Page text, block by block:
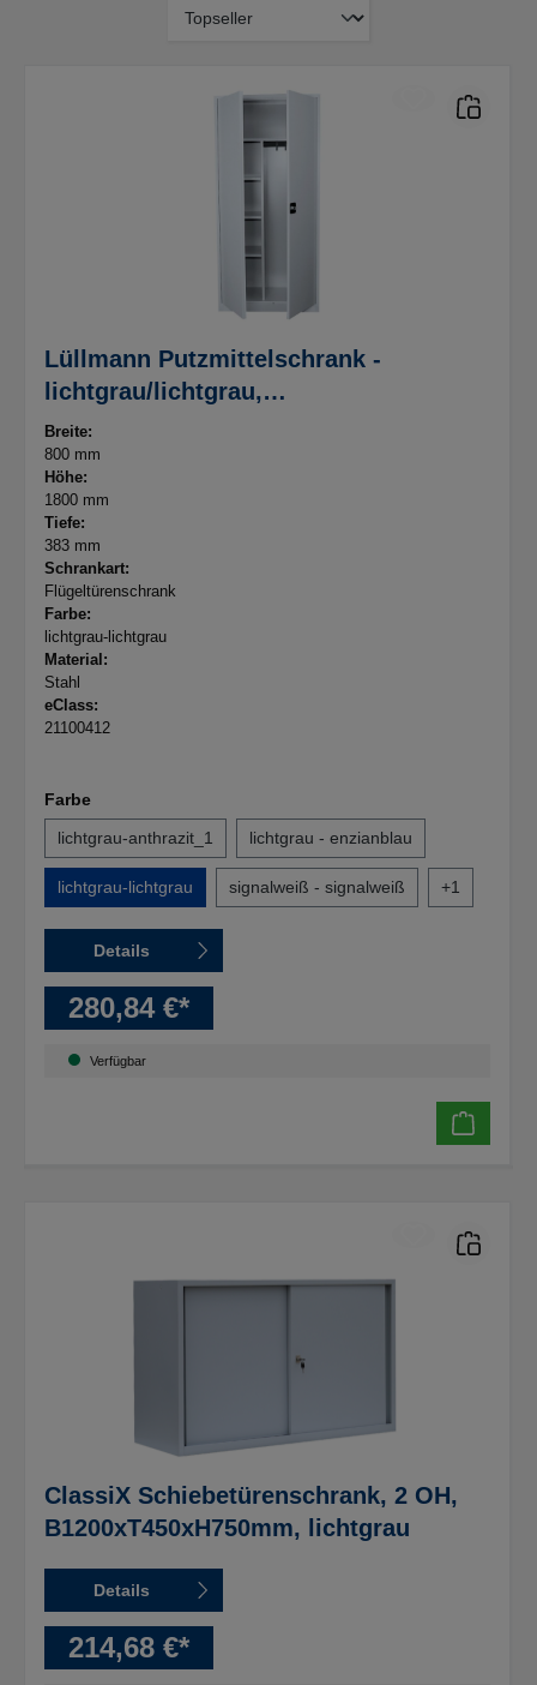
Lüllmann Putzmittelschrank -
lichtgrau/lichtgrau,
B800xT383xH1800mm
Breite:
800 mm
Höhe:
1800 mm
Tiefe:
383 mm
Schrankart:
Flügeltürenschrank
Farbe:
lichtgrau-lichtgrau
Material:
Stahl
eClass:
21100412
Farbe
lichtgrau-anthrazit_1
lichtgrau - enzianblau
lichtgrau-lichtgrau signalweiß - signalweiß +1
Details
280,84 €*
Verfügbar
ClassiX Schiebetürenschrank, 2 OH,
B1200xT450xH750mm, lichtgrau
Details
214,68 €*